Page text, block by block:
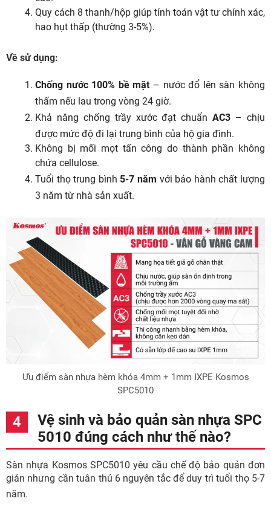
Quy cách 8 thanh/hộp giúp tính toán vật tư chính xác,
hao hụt thấp (thường 3-5%).
Về sử dụng:
Chống nước 100% bề mặt – nước đổ lên sàn không
thấm nếu lau trong vòng 24 giờ.
Khả năng chống trầy xước đạt chuẩnAC3 – chịu
được mức độ đi lại trung bình của hộ gia đình.
Không bị mối mọt tấn công do thành phần không
chứa cellulose.
Tuổi thọ trung bình 5-7 năm với bảo hành chất lượng
3 năm từ nhà sản xuất.
Ưu điểm sàn nhựa hèm khóa 4mm + 1mm IXPE Kosmos
SPC5010
Vệ sinh và bảo quản sàn nhựa SPC
5010 đúng cách như thế nào?
Sàn nhựa Kosmos SPC5010 yêu cầu chế độ bảo quản đơn
giản nhưng cần tuân thủ 6 nguyên tắc để duy trì tuổi thọ 5-7
năm.